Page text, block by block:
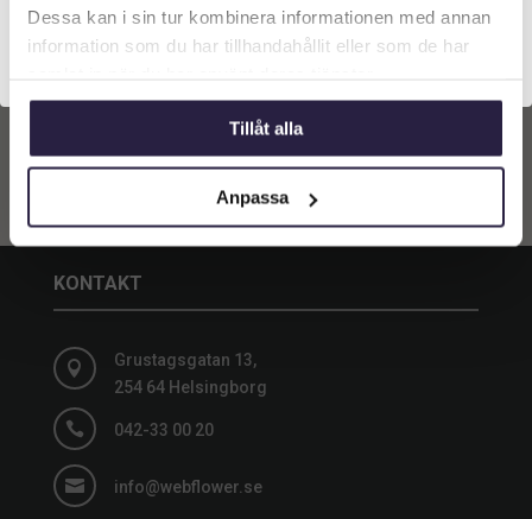
Dessa kan i sin tur kombinera informationen med annan
information som du har tillhandahållit eller som de har
Tillåt alla
Anpassa
Lägg till i
KONTAKT

Grustagsgatan 13,
254 64 Helsingborg
 042-33 00 20
 info@webflower.se
Privatkund (inkl. moms)